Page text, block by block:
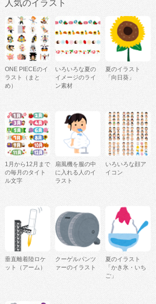
人気のイラスト
ONE PIECEのイ
ラスト（まと
め）
いろいろな夏の
イメージのライ
ン素材
夏のイラスト
「向日葵」
1月から12月まで
の毎月のタイト
ル文字
扇風機を服の中
に入れる人のイ
ラスト
いろいろな顔ア
イコン
垂直離着陸ロケ
ット（アーム）
クーゲルパンツ
ァーのイラスト
夏のイラスト
「かき氷・いち
ご」